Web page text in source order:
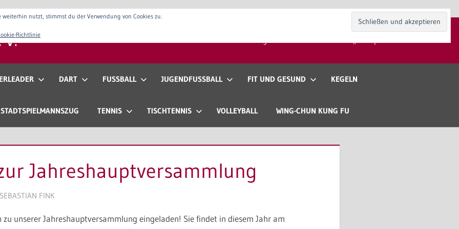
Verein Vorstand Anfahrt & Kontakt Mitgliedschaft Gaststätte „Zur Spieli“
DART FUSSBALL JUGENDFUSSBALL FIT UND GESUND KEGELN
STADTSPIELMANNSZUG TENNIS TISCHTENNIS VOLLEYBALL WING-CHUN KUNG FU
Jahreshauptversammlung
SEBASTIAN FINK
unserer Jahreshauptversammlung eingeladen! Sie findet in diesem Jahr am
weiterhin nutzt, stimmst du der Verwendung von Cookies zu.
Richtlinie